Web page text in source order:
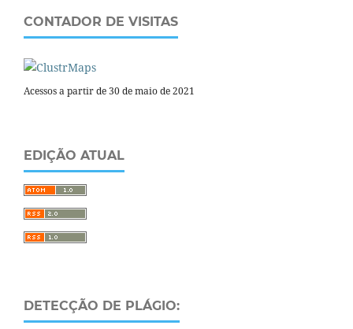
CONTADOR DE VISITAS
Acessos a partir de 30 de maio de 2021
EDIÇÃO ATUAL
DETECÇÃO DE PLÁGIO: